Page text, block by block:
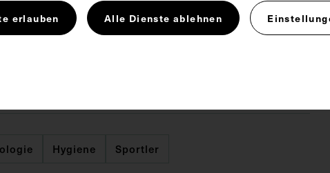
x 9,9 cm
Untergrund 31,5 x 22 cm
Hygiene Sportler
erlauben Alle Dienste ablehnen